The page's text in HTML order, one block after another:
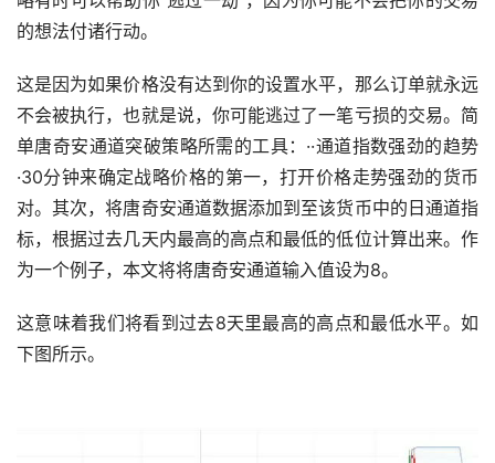
的想法付诸行动。
这是因为如果价格没有达到你的设置水平，那么订单就永远
不会被执行，也就是说，你可能逃过了一笔亏损的交易。简
单唐奇安通道突破策略所需的工具：··通道指数强劲的趋势
·30分钟来确定战略价格的第一，打开价格走势强劲的货币
对。其次，将唐奇安通道数据添加到至该货币中的日通道指
标，根据过去几天内最高的高点和最低的低位计算出来。作
为一个例子，本文将将唐奇安通道输入值设为8。
这意味着我们将看到过去8天里最高的高点和最低水平。如
下图所示。